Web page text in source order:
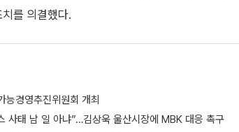
를 의결했다.
능경영추진위원회 개최
사태 남 일 아냐”…김상욱 울산시장에 MBK 대응 촉구